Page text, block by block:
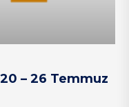
– 26 Temmuz